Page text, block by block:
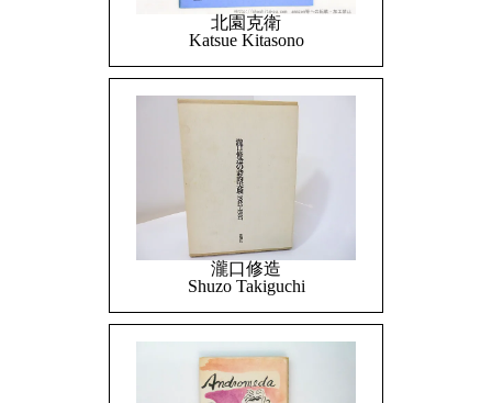
北園克衛
Katsue Kitasono
瀧口修造
Shuzo Takiguchi